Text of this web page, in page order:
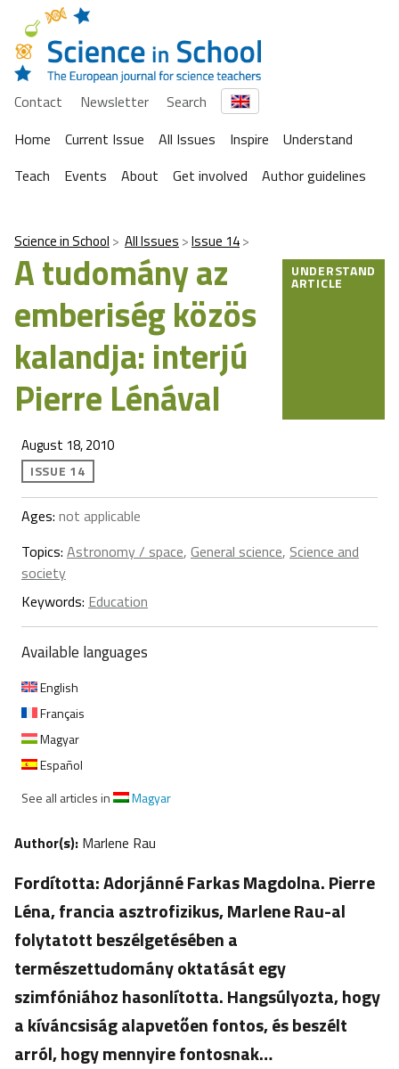
Contact Newsletter
Search
Home
Current Issue All Issues Inspire
Understand
Teach
Events About Get involved Author guidelines
Science in School All Issues Issue 14
A tudomány az
emberiség közös
kalandja: interjú
Pierre Lénával
UNDERSTAND
ARTICLE
August 18, 2010
ISSUE 14
Ages: not applicable
Topics: Astronomy / space, General science, Science and
society
Keywords: Education
Available languages
English
Français
Magyar
Español
See all articles in
Magyar
Author(s): Marlene Rau
Fordította: Adorjánné Farkas Magdolna. Pierre
Léna, francia asztrofizikus, Marlene Rau-al
folytatott beszélgetésében a
természettudomány oktatását egy
szimfóniához hasonlította. Hangsúlyozta, hogy
a kíváncsiság alapvetően fontos, és beszélt
arról, hogy mennyire fontosnak…